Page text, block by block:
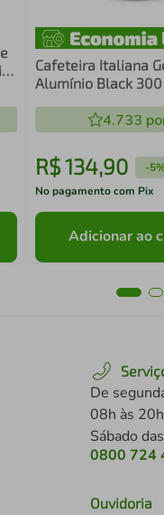
Cafeteira Italiana
Alumínio Black
4.733
R$134,90 -
No pagamento com Pix
Adicionar ao
De
08h às
Sábado
0800 724
Ouvidoria